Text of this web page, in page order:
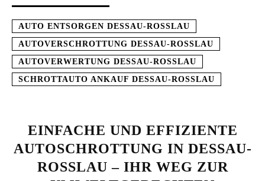
AUTO ENTSORGEN DESSAU-ROSSLAU
AUTOVERSCHROTTUNG DESSAU-ROSSLAU
AUTOVERWERTUNG DESSAU-ROSSLAU
SCHROTTAUTO ANKAUF DESSAU-ROSSLAU
EINFACHE UND EFFIZIENTE
AUTOSCHROTTUNG IN DESSAU-
ROSSLAU – IHR WEG ZUR U